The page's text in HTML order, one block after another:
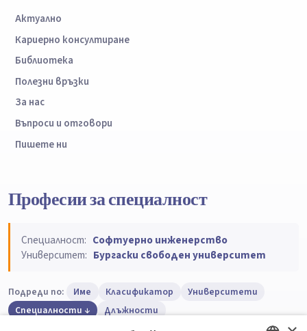
Актуално
Кариерно консултиране
Библиотека
Полезни връзки
За нас
Въпроси и отговори
Пишете ни
Професии за специалност
Специалност: Софтуерно инженерство
Университет: Бургаски свободен университет
Подреди по: Име Класификатор
Университети
Специалности
Длъжности